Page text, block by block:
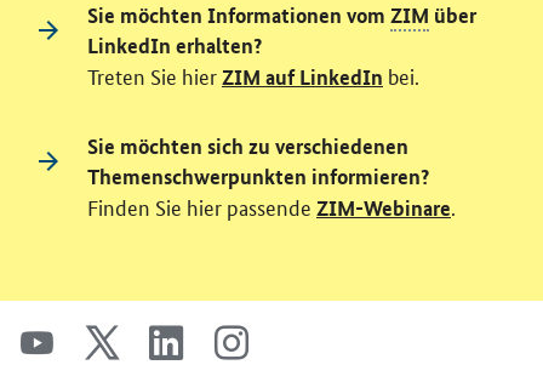
Sie möchten Informationen vom ZIM über
LinkedIn erhalten?
Treten Sie hierZIM auf LinkedIn bei.
Sie möchten sich zu verschiedenen
Themenschwerpunkten informieren?
Finden Sie hier passende ZIM-Webinare.
SrOnlyServicemenü
youtube linkedin instagram